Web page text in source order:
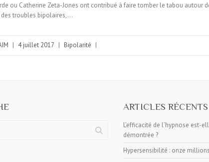
ou Catherine Zeta-Jones ont contribué à faire tomber le tabou autour
des troubles bipolaires,…
| 4 juillet 2017 | Bipolarité |
ARTICLES RÉCENTS
L’efficacité de l’hypnose est-
démontrée ?
Hypersensibilité : onze